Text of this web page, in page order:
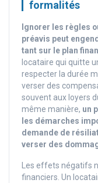
formalités
Ignorer les règles
préavis peut
tant sur le plan
locataire qui quitte
respecter la durée
verser des
souvent aux loyers
même manière, un
les démarches
demande de
verser des
Les effets négatifs
financiers. Un